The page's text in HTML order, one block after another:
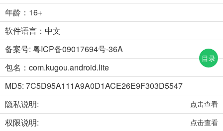
年龄：16+
软件语言：中文
备案号: 粤ICP备09017694号-36A
包名：com.kugou.android.lite
MD5: 7C5D95A111A9A0D1ACE26E9F303D5547
隐私说明:
点击查看
权限说明: 点击查看
目录